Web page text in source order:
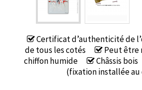
Certificat d’authenticité de
de tous les cotés
Peut être
chiffon humide
Châssis bois
(fixation installée au